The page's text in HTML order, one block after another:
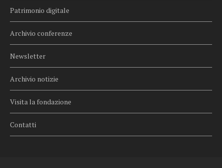
Patrimonio digitale
Archivio conferenze
Newsletter
Archivio notizie
Visita la fondazione
Contatti